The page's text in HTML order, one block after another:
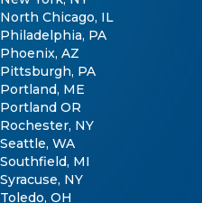
North Chicago, IL
Philadelphia, PA
Phoenix, AZ
Pittsburgh, PA
Portland, ME
Portland OR
Rochester, NY
Seattle, WA
Southfield, MI
Syracuse, NY
Toledo, OH